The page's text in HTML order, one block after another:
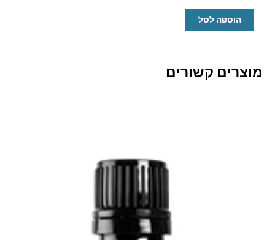
ברגמוט
הוספה לסל
מוצרים קשורים